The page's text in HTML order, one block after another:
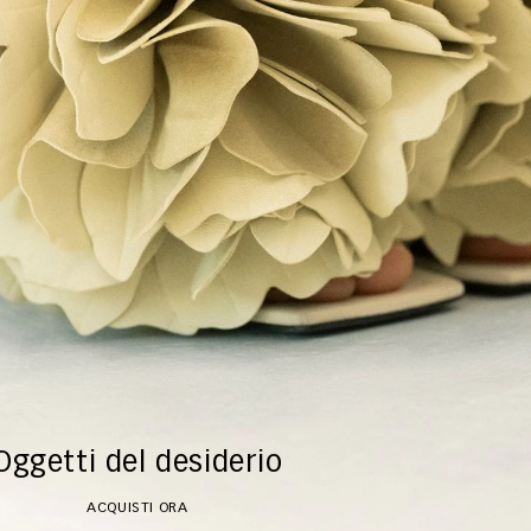
del desiderio
ACQUISTI ORA